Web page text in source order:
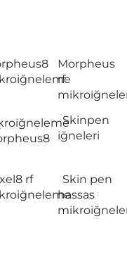
Morpheus
rf
Skinpen
iğneleri
rf
Skin pen
hassas